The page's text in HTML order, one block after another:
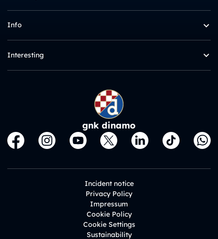
Info
Interesting
gnk dinamo
Incident notice
Privacy Policy
Impressum
Cookie Policy
Cookie Settings
Sustainability